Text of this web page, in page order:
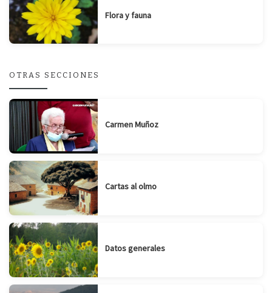
Flora y fauna
OTRAS SECCIONES
Carmen Muñoz
Cartas al olmo
Datos generales